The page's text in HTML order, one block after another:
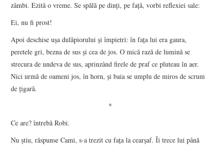
zâmbi. Ezită o vreme. Se spălă pe dinţi, pe faţă, vorbi reflexiei sale:
Ei, nu fi prost!
Apoi deschise uşa dulăpiorului şi împietri: în faţa lui era gaura,
peretele gri, bezna de sus şi cea de jos. O mică rază de lumină se
strecura de undeva de sus, aprinzând firele de praf ce pluteau în aer.
Nici urmă de oameni jos, în horn, şi baia se umplu de miros de scrum
de ţigară.
*
Ce are? întrebă Robi.
Nu ştiu, răspunse Cami, s-a trezit cu faţa la cearşaf. Îi trece lui până